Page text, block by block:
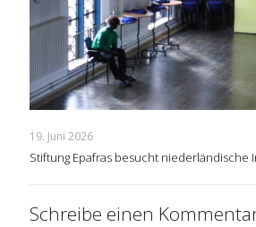
19. Juni 2026
Stiftung Epafras besucht niederländische
Schreibe einen